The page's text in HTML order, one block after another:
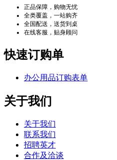
正品保障，购物无忧
全类覆盖，一站购齐
全国配送，送货到桌
在线客服，贴身顾问
快速订购单
办公用品订购表单
关于我们
关于我们
联系我们
招聘英才
合作及洽谈